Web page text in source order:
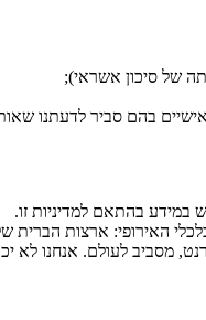
במידע בהתאם למדיניות זו.